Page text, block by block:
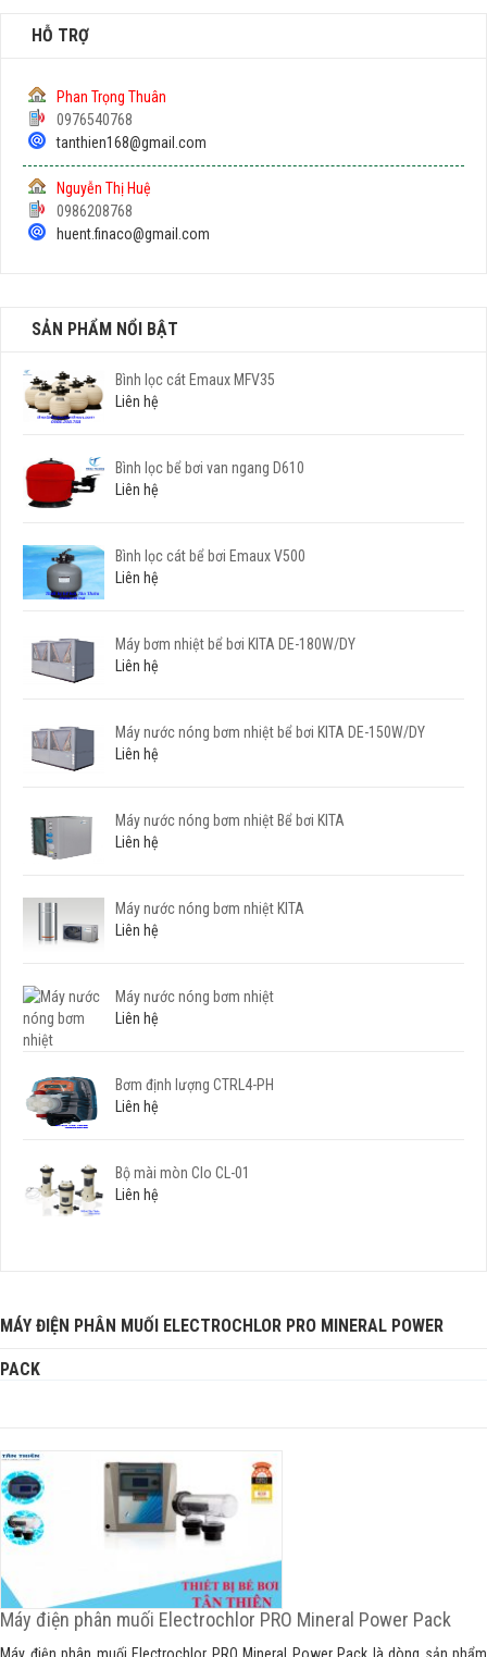
HỖ TRỢ
Phan Trọng Thuân
0976540768
tanthien168@gmail.com
Nguyễn Thị Huệ
0986208768
huent.finaco@gmail.com
SẢN PHẨM NỔI BẬT
Bình lọc cát Emaux MFV35
Liên hệ
Bình lọc bể bơi van ngang D610
Liên hệ
Bình lọc cát bể bơi Emaux V500
Liên hệ
Máy bơm nhiệt bể bơi KITA DE-180W/DY
Liên hệ
Máy nước nóng bơm nhiệt bể bơi KITA DE-150W/DY
Liên hệ
Máy nước nóng bơm nhiệt Bể bơi KITA
Liên hệ
Máy nước nóng bơm nhiệt KITA
Liên hệ
Máy nước nóng bơm nhiệt
Liên hệ
Bơm định lượng CTRL4-PH
Liên hệ
Bộ mài mòn Clo CL-01
Liên hệ
MÁY ĐIỆN PHÂN MUỐI ELECTROCHLOR PRO MINERAL POWER
PACK
Máy điện phân muối Electrochlor PRO Mineral Power Pack